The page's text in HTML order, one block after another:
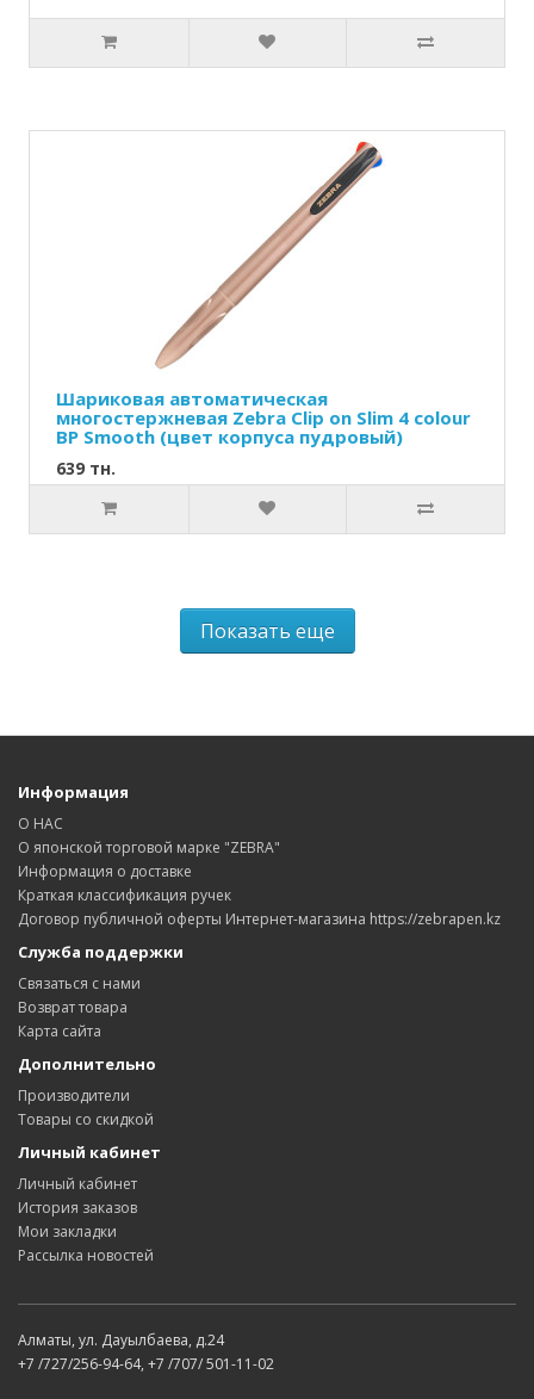
Шариковая автоматическая
многостержневая Zebra Clip on Slim 4 colour
BP Smooth (цвет корпуса пудровый)
639 тн.
Показать еще
Информация
О НАС
О японской торговой марке "ZEBRA"
Информация о доставке
Краткая классификация ручек
Договор публичной оферты Интернет-магазина https://zebrapen.kz
Служба поддержки
Связаться с нами
Возврат товара
Карта сайта
Дополнительно
Производители
Товары со скидкой
Личный кабинет
Личный кабинет
История заказов
Мои закладки
Рассылка новостей
Алматы, ул. Дауылбаева, д.24
+7 /727/256-94-64, +7 /707/ 501-11-02